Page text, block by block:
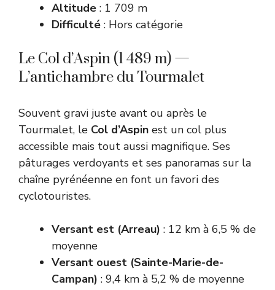
Altitude : 1 709 m
Difficulté : Hors catégorie
Le Col d’Aspin (1 489 m) —
L’antichambre du Tourmalet
Souvent gravi juste avant ou après le
Tourmalet, le Col d’Aspin est un col plus
accessible mais tout aussi magnifique. Ses
pâturages verdoyants et ses panoramas sur la
chaîne pyrénéenne en font un favori des
cyclotouristes.
Versant est (Arreau) : 12 km à 6,5 % de
moyenne
Versant ouest (Sainte-Marie-de-
Campan) : 9,4 km à 5,2 % de moyenne